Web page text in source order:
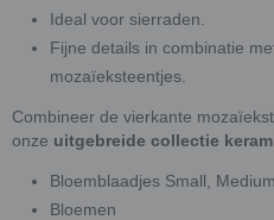
Ideal voor sierraden.
Fijne details in combinatie
mozaïeksteentjes.
Combineer de vierkante
onze uitgebreide collectie
Bloemblaadjes Small,
Bloemen